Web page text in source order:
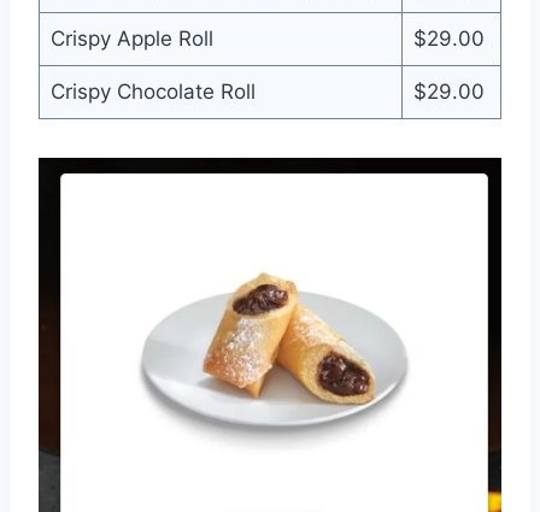
Crispy Apple Roll $29.00
Crispy Chocolate Roll $29.00